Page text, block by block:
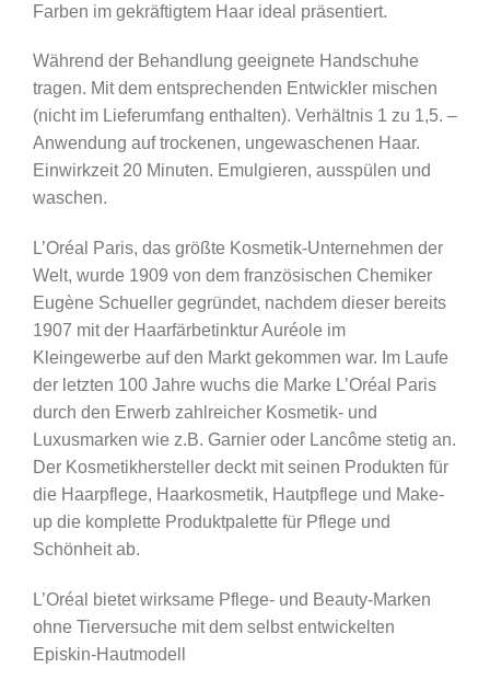
Farben im gekräftigtem Haar ideal präsentiert.
Während der Behandlung geeignete Handschuhe
tragen. Mit dem entsprechenden Entwickler mischen
(nicht im Lieferumfang enthalten). Verhältnis 1 zu 1,5. –
Anwendung auf trockenen, ungewaschenen Haar.
Einwirkzeit 20 Minuten. Emulgieren, ausspülen und
waschen.
L’Oréal Paris, das größte Kosmetik-Unternehmen der
Welt, wurde 1909 von dem französischen Chemiker
Eugène Schueller gegründet, nachdem dieser bereits
1907 mit der Haarfärbetinktur Auréole im
Kleingewerbe auf den Markt gekommen war. Im Laufe
der letzten 100 Jahre wuchs die Marke L’Oréal Paris
durch den Erwerb zahlreicher Kosmetik- und
Luxusmarken wie z.B. Garnier oder Lancôme stetig an.
Der Kosmetikhersteller deckt mit seinen Produkten für
die Haarpflege, Haarkosmetik, Hautpflege und Make-
up die komplette Produktpalette für Pflege und
Schönheit ab.
L’Oréal bietet wirksame Pflege- und Beauty-Marken
ohne Tierversuche mit dem selbst entwickelten
Episkin-Hautmodell